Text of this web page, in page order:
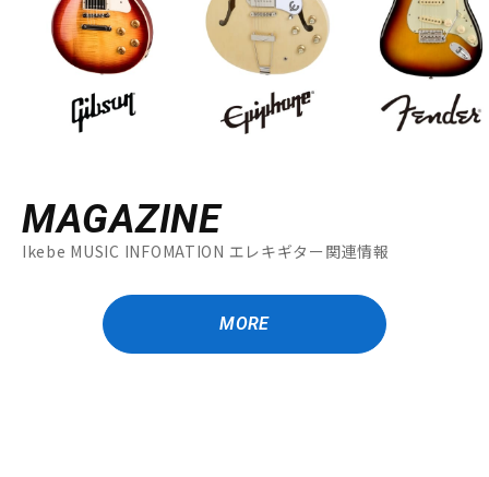
MAGAZINE
Ikebe MUSIC INFOMATION エレキギター関連情報
MORE